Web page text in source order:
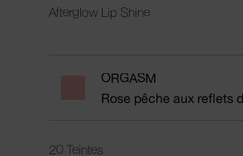
Afterglow Lip Shine
ORGASM
Rose pêche aux reflets
20 Teintes